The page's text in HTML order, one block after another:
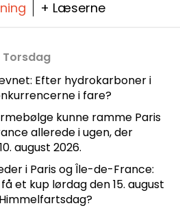
+ Læserne
Torsdag
Efter hydrokarboner i
i fare?
kunne ramme Paris
allerede i ugen, der
august 2026.
i Paris og Île-de-France:
et kup lørdag den 15. august